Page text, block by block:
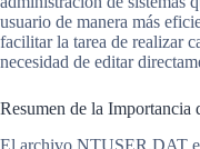
usuario de manera más
facilitar la tarea de realizar
necesidad de editar
Resumen de la
El archivo NTUSER.DAT